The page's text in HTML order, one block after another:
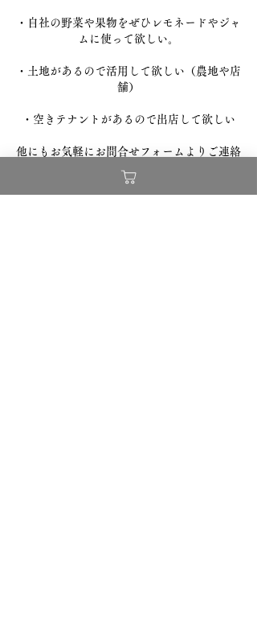
・自社の野菜や果物をぜひレモネードやジャ
ムに使って欲しい。
・土地があるので活用して欲しい（農地や店
舗）
・空きテナントがあるので出店して欲しい
他にもお気軽にお問合せフォームよりご連絡
くださいませ。